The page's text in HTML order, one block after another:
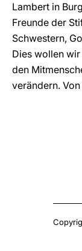
Lambert in
Freunde der
Schwestern,
Dies wollen
den
verändern.